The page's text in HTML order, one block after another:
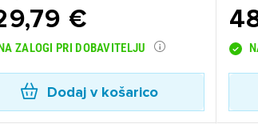
€
ZALOGI PRI DOBAVITELJU
Dodaj v košarico